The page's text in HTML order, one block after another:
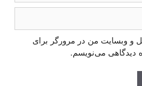
و وبسایت من در مرورگر برای
دیدگاهی می‌نویسم.